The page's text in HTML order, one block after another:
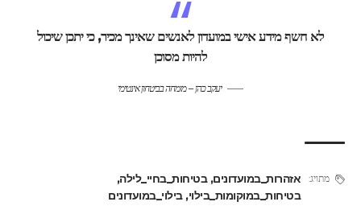
לא חשף מידע אישי במועדון לאנשים שאינך מכיר, כי יתכן שיכול
להיות מסוכן
יעקב כהן – מומחה בביטחון אינטימי
מתויג: אזהרות_במועדונים,בטיחות_בחיי_לילה,
בטיחות_במוקומות_בילוי,בילוי_במועדונים